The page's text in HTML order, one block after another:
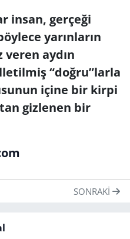
insan, gerçeği
yarınların
veren aydın
“doğru”larla
içine bir kirpi
gizlenen bir
SONRAKI